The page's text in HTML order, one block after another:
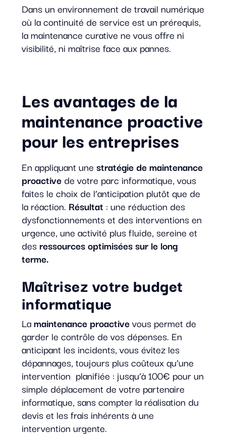
Dans un environnement de travail numérique
où la continuité de service est un prérequis,
la maintenance curative ne vous offre ni
visibilité, ni maîtrise face aux pannes.
Les avantages de la
maintenance proactive
pour les entreprises
En appliquant une stratégie de maintenance
proactivede votre parc informatique, vous
faites le choix de l’anticipation plutôt que de
la réaction. Résultat : une réduction des
dysfonctionnements et des interventions en
urgence, une activité plus fluide, sereine et
des ressources optimisées sur le long
terme.
Maîtrisez votre budget
informatique
Lamaintenance proactivevous permet de
garder le contrôle de vos dépenses. En
anticipant les incidents, vous évitez les
dépannages, toujours plus coûteux qu’une
intervention planifiée : jusqu’à 100€ pour un
simple déplacement de votre partenaire
informatique, sans compter la réalisation du
devis et les frais inhérents à une
intervention urgente.